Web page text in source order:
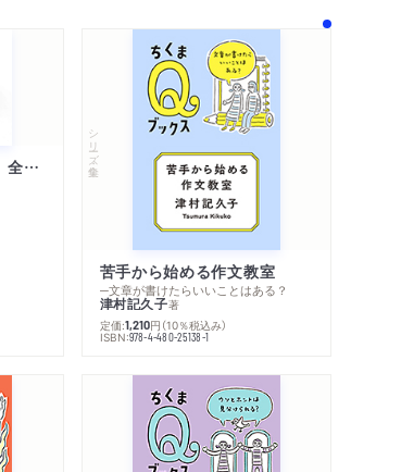
ムーミン・コミックス 全１４巻セット
シリーズ・全集
苦手から始める作文教室
─文章が書けたらいいことはある？
津村記久子著
定価:1,210円 （10％税込み）
ISBN:978-4-480-25138-1